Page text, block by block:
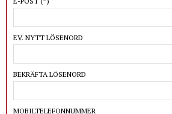
EV. NYTT LÖSENORD
BEKRÄFTA LÖSENORD
MOBILTELEFONNUMMER